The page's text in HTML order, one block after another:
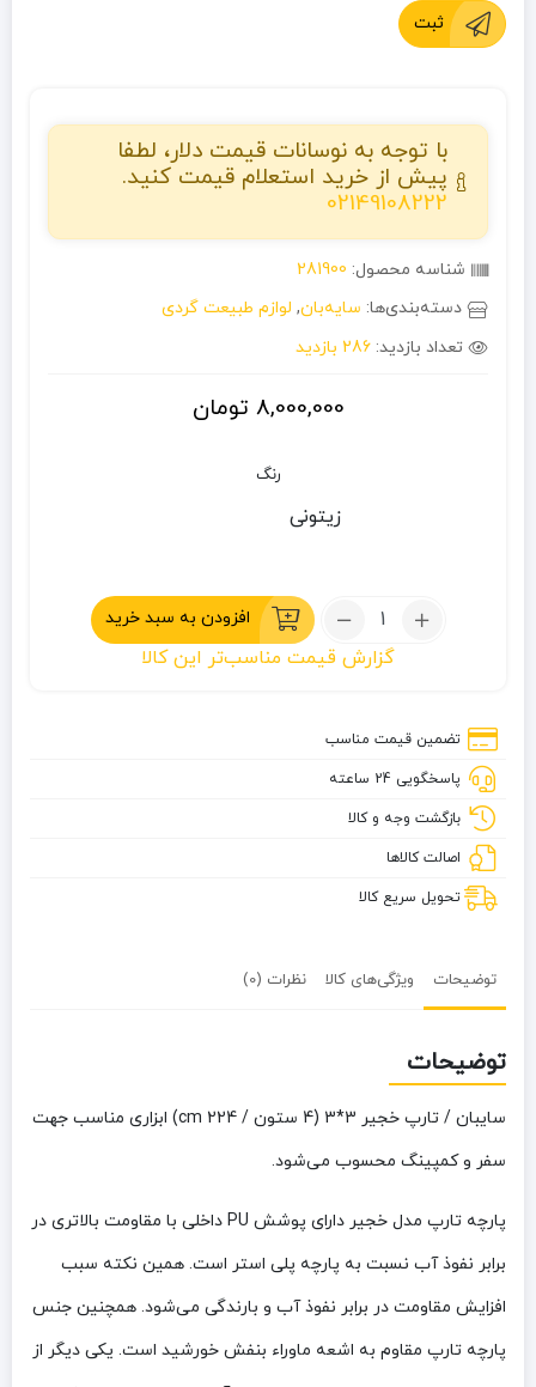
ثبت
با توجه به نوسانات قیمت دلار، لطفا
پیش از خرید استعلام قیمت کنید.
02149108222
شناسه محصول: 281900
دسته‌بندی‌ها: سایه‌بان, لوازم طبیعت گردی
تعداد بازدید: 286 بازدید
8,000,000 تومان
رنگ
زیتونی
تعداد:
تارپ
(2
ستون
224
cm)
افزودن به سبد خرید
گزارش قیمت مناسب‌تر این کالا
تضمین قیمت مناسب
پاسخگویی 24 ساعته
بازگشت وجه و کالا
اصالت کالاها
تحویل سریع کالا
توضیحات ویژگی‌های کالا نظرات (0)
توضیحات
سایبان / تارپ خجیر 3*3 (4 ستون / 224 cm)
ابزاری مناسب جهت
سفر و کمپینگ محسوب می‌شود.
پارچه تارپ مدل خجیر دارای پوشش PU داخلی با مقاومت بالاتری در
برابر نفوذ آب نسبت به پارچه پلی استر است. همین نکته سبب
افزایش مقاومت در برابر نفوذ آب و بارندگی می‌شود. همچنین جنس
پارچه تارپ مقاوم به اشعه ماوراء بنفش خورشید است. یکی دیگر از